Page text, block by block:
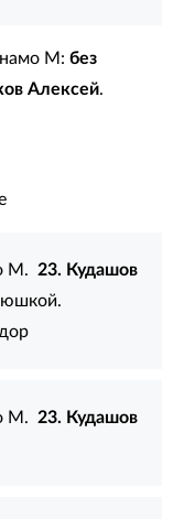
М: без
Алексей.
М.23. Кудашов
М.23. Кудашов